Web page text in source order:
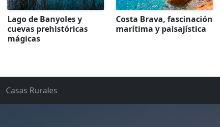
Lago de Banyoles y
cuevas prehistóricas
mágicas
Costa Brava, fascinación
marítima y paisajística
Casas Rurales